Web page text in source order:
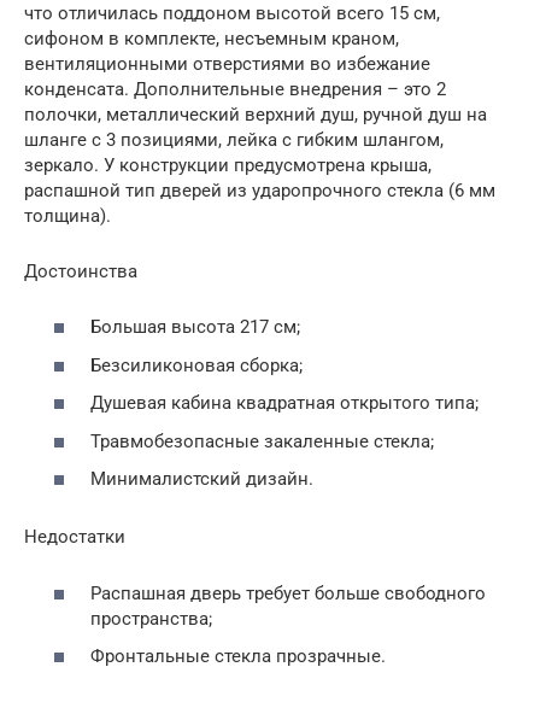
что отличилась поддоном высотой всего 15 см,
сифоном в комплекте, несъемным краном,
вентиляционными отверстиями во избежание
конденсата. Дополнительные внедрения – это 2
полочки, металлический верхний душ, ручной душ на
шланге с 3 позициями, лейка с гибким шлангом,
зеркало. У конструкции предусмотрена крыша,
распашной тип дверей из ударопрочного стекла (6 мм
толщина).
Достоинства
Большая высота 217 см;
Безсиликоновая сборка;
Душевая кабина квадратная открытого типа;
Травмобезопасные закаленные стекла;
Минималистский дизайн.
Недостатки
Распашная дверь требует больше свободного
пространства;
Фронтальные стекла прозрачные.